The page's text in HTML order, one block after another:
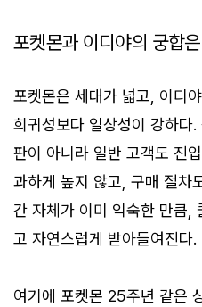
포켓몬과 이디야의 궁합
포켓몬은 세대가 넓고, 이디
희귀성보다 일상성이 강하다
판이 아니라 일반 고객도 진
과하게 높지 않고, 구매 절차
간 자체가 이미 익숙한 만큼,
고 자연스럽게 받아들여진다.
여기에 포켓몬 25주년 같은